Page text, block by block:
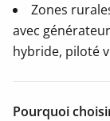
Zones
avec
hybride, piloté
Pourquoi